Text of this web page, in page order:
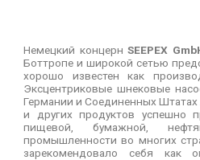
Немецкий концернSEEPEX
Боттропе и широкой сетью
хорошо известен как
Эксцентриковые шнековые
Германии и Соединенных
и других продуктов успешно
пищевой, бумажной,
промышленности во многих
зарекомендовало себя как